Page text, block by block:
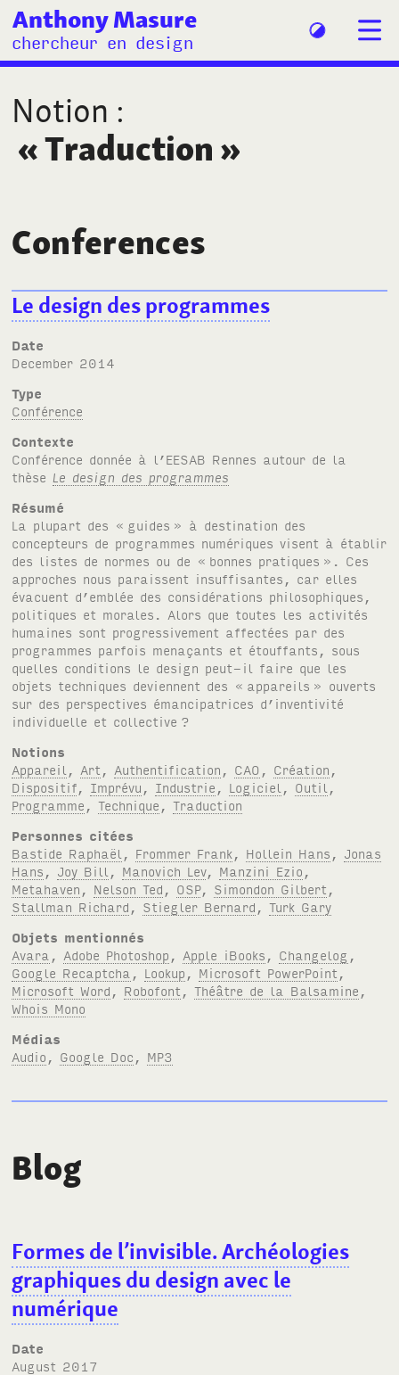
Anthony Masure
chercheur en design
Notion :
«Traduction »
Conferences
Le design des programmes
Date
December 2014
Type
Conférence
Contexte
Conférence donnée à l’EESAB Rennes autour de la
thèse Le design des programmes
Résumé
La plupart des « guides » à destination des
concepteurs de programmes numériques visent à établir
des listes de normes ou de « bonnes pratiques ». Ces
approches nous paraissent insuffisantes, car elles
évacuent d’emblée des considérations philosophiques,
politiques et morales. Alors que toutes les activités
humaines sont progressivement affectées par des
programmes parfois menaçants et étouffants, sous
quelles conditions le design peut-il faire que les
objets techniques deviennent des « appareils » ouverts
sur des perspectives émancipatrices d’inventivité
individuelle et collective ?
Notions
Appareil
Art Authentification CAO Création
Dispositif
Imprévu Industrie Logiciel Outil
Programme ,Technique ,Traduction
Personnes citées
Bastide Raphaël
Frommer Frank Hollein Hans
Jonas
Hans
Joy Bill Manovich Lev, Manzini Ezio
Metahaven
Nelson Ted OSP, Simondon Gilbert
Stallman Richard
Stiegler Bernard ,Turk Gary
Objets mentionnés
Avara
Adobe Photoshop Apple iBooks Changelog
Google Recaptcha
Lookup Microsoft PowerPoint
Microsoft Word
Robofont ,Théâtre de la Balsamine
Whois Mono
Médias
Audio
Google Doc MP3
Blog
Formes de l’invisible. Archéologies
graphiques du design avec le
numérique
Date
August 2017